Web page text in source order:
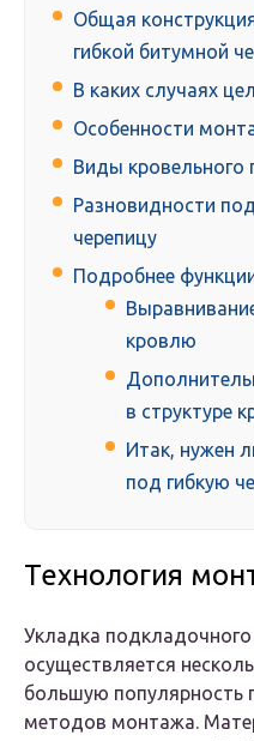
Общая
гибкой битумной
В каких случаях
Особенности
Виды кровельного
Разновидности
черепицу
Подробнее
кровлю
в структуре
Итак, нужен
под гибкую
Технология
Укладка
осуществляется
большую популярность
методов монтажа.